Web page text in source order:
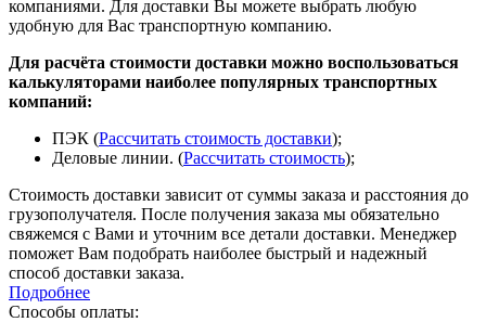
компаниями. Для доставки Вы можете выбрать любую
удобную для Вас транспортную компанию.
Для расчёта стоимости доставки можно воспользоваться
калькуляторами наиболее популярных транспортных
компаний:
ПЭК (Рассчитать стоимость доставки);
Деловые линии. (Рассчитать стоимость);
Стоимость доставки зависит от суммы заказа и расстояния до
грузополучателя. После получения заказа мы обязательно
свяжемся с Вами и уточним все детали доставки. Менеджер
поможет Вам подобрать наиболее быстрый и надежный
способ доставки заказа.
Подробнее
Способы оплаты: